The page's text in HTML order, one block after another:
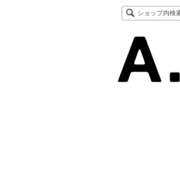
ショップ内検